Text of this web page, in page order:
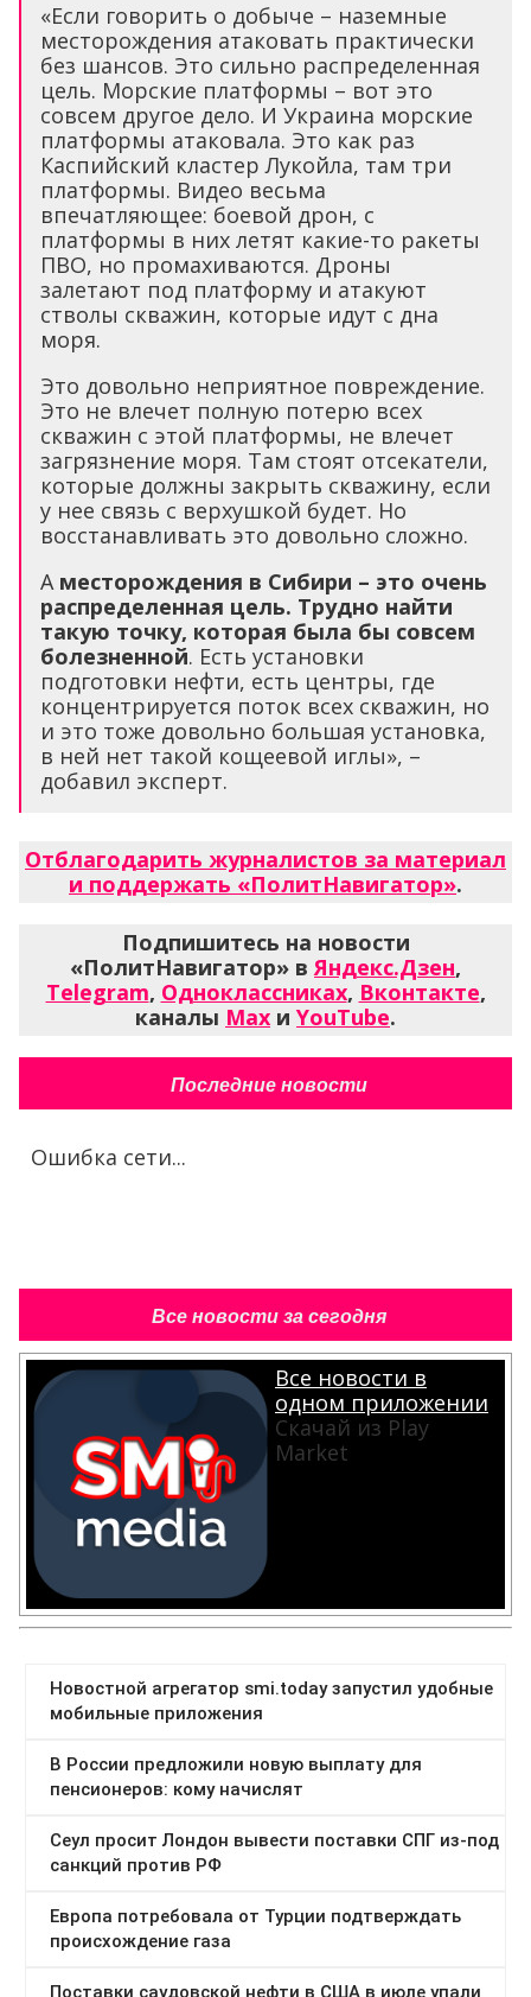
«Если говорить о добыче – наземные
месторождения атаковать практически
без шансов. Это сильно распределенная
цель. Морские платформы – вот это
совсем другое дело. И Украина морские
платформы атаковала. Это как раз
Каспийский кластер Лукойла, там три
платформы. Видео весьма
впечатляющее: боевой дрон, с
платформы в них летят какие-то ракеты
ПВО, но промахиваются. Дроны
залетают под платформу и атакуют
стволы скважин, которые идут с дна
моря.
Это довольно неприятное повреждение.
Это не влечет полную потерю всех
скважин с этой платформы, не влечет
загрязнение моря. Там стоят отсекатели,
которые должны закрыть скважину, если
у нее связь с верхушкой будет. Но
восстанавливать это довольно сложно.
А месторождения в Сибири – это очень
распределенная цель. Трудно найти
такую точку, которая была бы совсем
болезненной. Есть установки
подготовки нефти, есть центры, где
концентрируется поток всех скважин, но
и это тоже довольно большая установка,
в ней нет такой кощеевой иглы», –
добавил эксперт.
Отблагодарить журналистов за материал
и поддержать «ПолитНавигатор».
Подпишитесь на новости
«ПолитНавигатор» вЯндекс.Дзен,
Telegram, Одноклассниках, Вконтакте,
каналы Max и YouTube.
Последние новости
Ошибка сети...
Все новости за сегодня
Все новости в
одном приложении
Скачай из Play
Market